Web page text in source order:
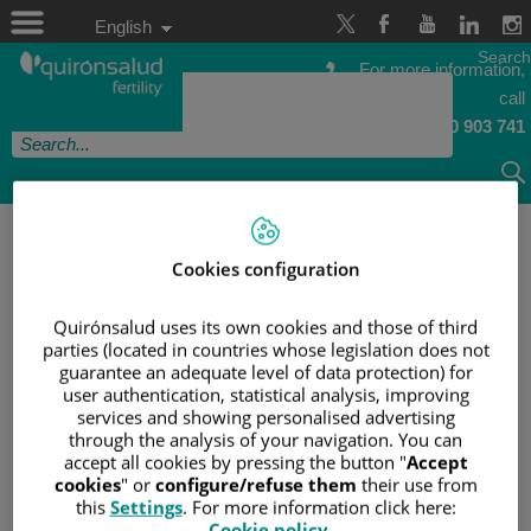
Jump
to
content
For more information,
call
900 903 741
Language
selectorActive
Language
English
Search
DESEO CONCEBIDO
(NO) TODO VALE EN
SANIDAD
Cookies configuration
Quirónsalud uses its own cookies and those of third
parties (located in countries whose legislation does not
guarantee an adequate level of data protection) for
user authentication, statistical analysis, improving
services and showing personalised advertising
through the analysis of your navigation. You can
accept all cookies by pressing the button "Accept
cookies" or configure/refuse them their use from
this Settings. For more information click here: